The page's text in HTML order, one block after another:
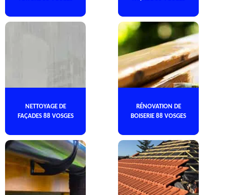
NETTOYAGE DE
FAÇADES 88 VOSGES
RÉNOVATION DE
BOISERIE 88 VOSGES